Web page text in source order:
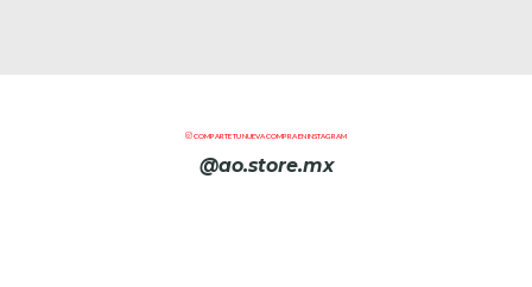
COMPARTE TU NUEVA COMPRA EN INSTAGRAM
@ao.store.mx